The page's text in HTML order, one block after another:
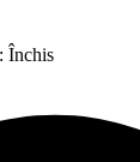
Închis